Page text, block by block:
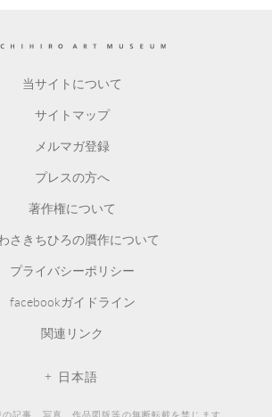
当サイトについて
サイトマップ
メルマガ登録
プレスの方へ
著作権について
さきちひろの贋作について
プライバシーポリシー
facebookガイドライン
関連リンク
日本語